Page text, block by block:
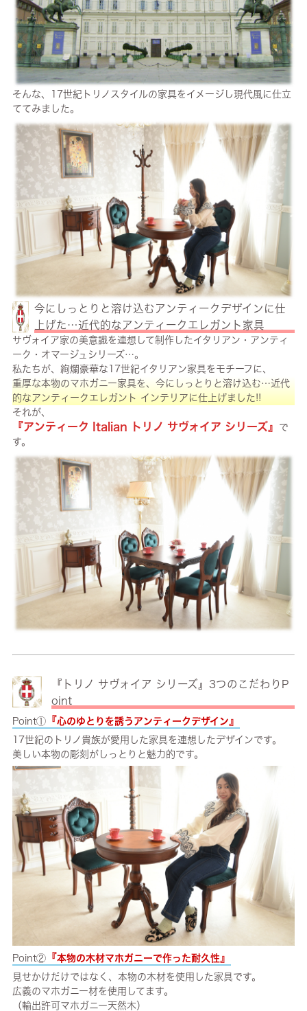
そんな、17世紀トリノスタイルの家具をイメージし現代風に仕立
ててみました。
今にしっとりと溶け込むアンティークデザインに仕
上げた…近代的なアンティークエレガント家具
サヴォイア家の美意識を連想して制作したイタリアン・アンティ
ーク・オマージュシリーズ…。
私たちが、絢爛豪華な17世紀イタリアン家具をモチーフに、
重厚な本物のマホガニー家具を、今にしっとりと溶け込む…近代
的なアンティークエレガント インテリアに仕上げました!!
それが、
『アンティーク Italian トリノ サヴォイア シリーズ』
で
す。
『トリノ サヴォイア シリーズ』3つのこだわりP
oint
Point①『心のゆとりを誘うアンティークデザイン 』
17世紀のトリノ貴族が愛用した家具を連想したデザインです。
美しい本物の彫刻がしっとりと魅力的です。
Point②『本物の木材マホガニーで作った耐久性 』
見せかけだけではなく、本物の木材を使用した家具です。
広義のマホガニー材を使用してます。
（輸出許可マホガニー天然木）